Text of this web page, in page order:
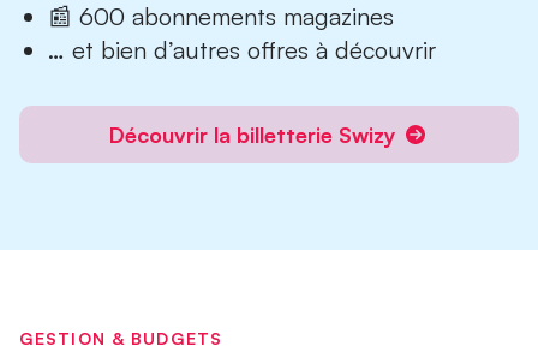
📰 600 abonnements magazines
… et bien d’autres offres à découvrir
Découvrir la billetterie Swizy
GESTION & BUDGETS